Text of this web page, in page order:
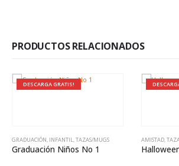
PRODUCTOS RELACIONADOS
DESCARGA GRATIS!
GRADUACIÓN, INFANTIL,TAZAS/MUGS
Graduación Niños No 1
AMISTAD,